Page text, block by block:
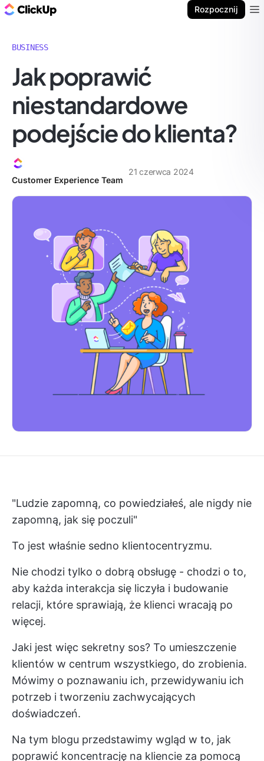
Rozpocznij
BUSINESS
Jak poprawić
niestandardowe
podejście do klienta?
Customer Experience Team
21 czerwca 2024
"Ludzie zapomną, co powiedziałeś, ale nigdy nie
zapomną, jak się poczuli"
To jest właśnie sedno klientocentryzmu.
Nie chodzi tylko o dobrą obsługę - chodzi o to,
aby każda interakcja się liczyła i budowanie
relacji, które sprawiają, że klienci wracają po
więcej.
Jaki jest więc sekretny sos? To umieszczenie
klientów w centrum wszystkiego, do zrobienia.
Mówimy o poznawaniu ich, przewidywaniu ich
potrzeb i tworzeniu zachwycających
doświadczeń.
Na tym blogu przedstawimy wgląd w to, jak
poprawić koncentrację na kliencie za pomocą